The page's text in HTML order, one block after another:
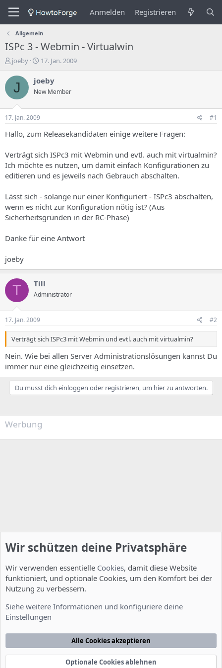
Anmelden Registrieren
Allgemein
ISPc 3 - Webmin - Virtualwin
E
s
e
l
e
r
s
T
h
m
s
joeby
E
s
e
n
d
a
t
m
17. Jan. 2009
J joeby
New Member
17. Jan. 2009 #1
Hallo, zum Releasekandidaten einige weitere Fragen:
Verträgt sich ISPc3 mit Webmin und evtl. auch mit virtualmin?
Ich möchte es nutzen, um damit einfach Konfigurationen zu
editieren und es jeweils nach Gebrauch abschalten.
Lässt sich - solange nur einer Konfiguriert - ISPc3 abschalten,
wenn es nicht zur Konfiguration nötig ist? (Aus
Sicherheitsgründen in der RC-Phase)
Danke für eine Antwort
joeby
T Till
Administrator
17. Jan. 2009 #2
Verträgt sich ISPc3 mit Webmin und evtl. auch mit virtualmin?
Nein. Wie bei allen Server Administrationslösungen kannst Du
immer nur eine gleichzeitig einsetzen.
Du musst dich einloggen oder registrieren, um hier zu antworten.
Werbung
Nutzungsbedingungen Datenschutzerklärung
Startseite
Community platform by XenForo® © 2010-2022 XenForo Ltd.
Wir schützen deine Privatsphäre
Wir verwenden essentielle Cookies, damit diese Website
funktioniert, und optionale Cookies, um den Komfort bei der
Nutzung zu verbessern.
Siehe weitere Informationen und konfiguriere deine
Einstellungen
Alle Cookies akzeptieren
Optionale Cookies ablehnen